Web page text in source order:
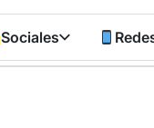
Sociales